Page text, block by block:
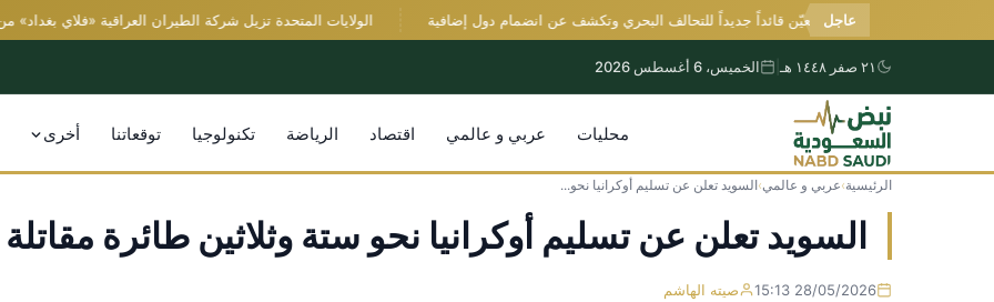
عاجل
السعودية تعيّن قائداً جديداً للتحالف البحري وتكشف عن انضمام دول إضافية الولايات المتحدة تزيل شركة الطيران العراقية «فلاي بغداد» من
٢١ صفر ١٤٤٨ هـ الخميس، 6 أغسطس 2026
محليات عربي و عالمي اقتصاد الرياضة تكنولوجيا توقعاتنا أخرى
الرئيسية›عربي و عالمي›السويد تعلن عن تسليم أوكرانيا نحو...
السويد تعلن عن تسليم أوكرانيا نحو ستة وثلاثين طائرة
28/05/2026 15:13 صيته الهاشم